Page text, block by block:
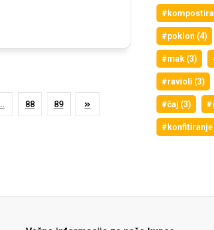
88 89
#poklon (4)
#mak (3)
#ravioli (3)
#čaj (3)
#konfitiranje